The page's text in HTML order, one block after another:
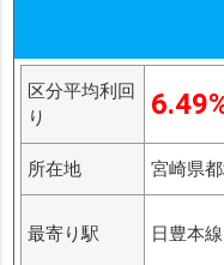
区分平均利回
り
所在地 宮崎県
最寄り駅 日豊本